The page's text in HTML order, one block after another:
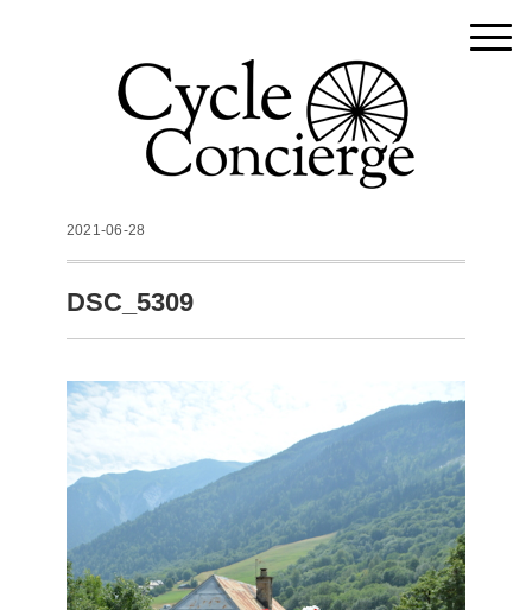
2021-06-28
DSC_5309